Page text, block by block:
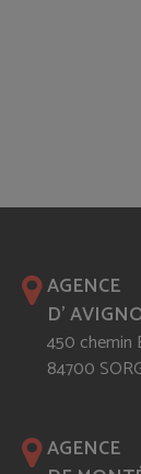
AGENCE
D'
450 chemin
84700
AGENCE